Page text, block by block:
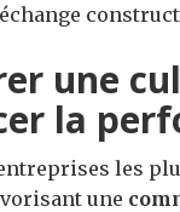
une
la
les
une